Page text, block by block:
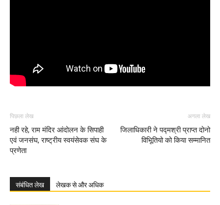
पिछला लेख
नही रहे, राम मंदिर आंदोलन के सिपाही
एवं जनसंघ, राष्ट्रीय स्वयंसेवक संघ के
प्रणेता
अगला लेख
जिलाधिकारी ने पद्मश्री प्राप्त दोनो
विभिूतियो को किया सम्मानित
संबंधित लेख लेखक से और अधिक